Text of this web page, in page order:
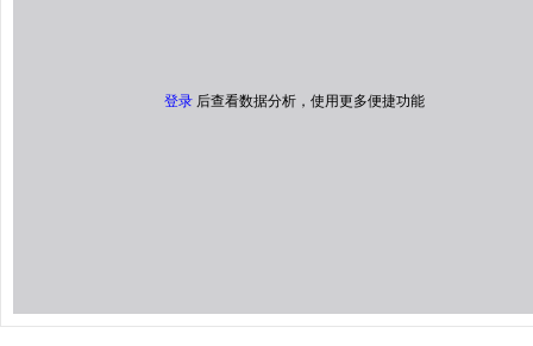
登录 后查看数据分析，使用更多便捷功能